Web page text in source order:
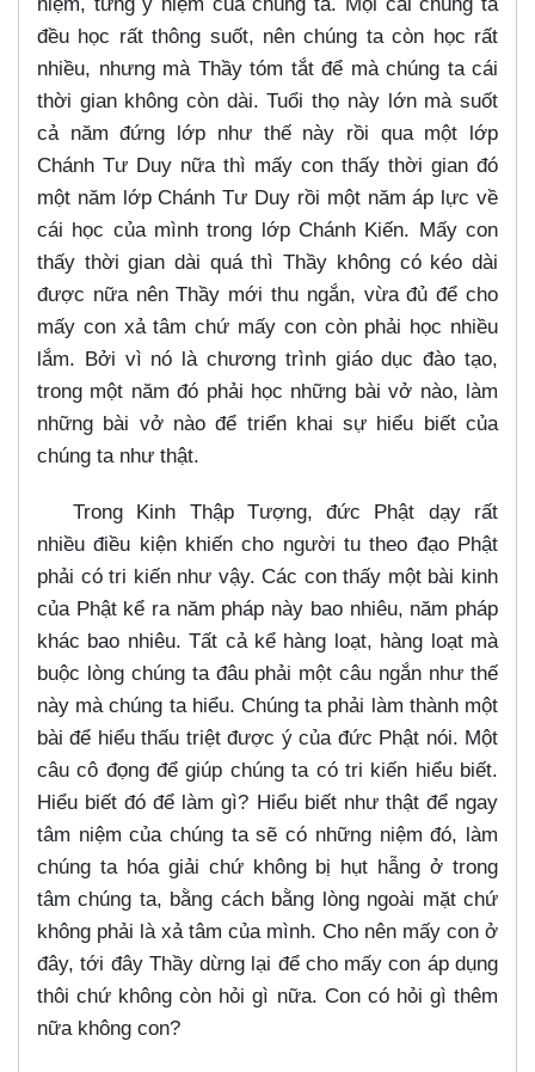
đều học rất thông suốt, nên chúng ta còn học rất
nhiều, nhưng mà Thầy tóm tắt để mà chúng ta cái
thời gian không còn dài. Tuổi thọ này lớn mà suốt
cả năm đứng lớp như thế này rồi qua một lớp
Chánh Tư Duy nữa thì mấy con thấy thời gian đó
một năm lớp Chánh Tư Duy rồi một năm áp lực về
cái học của mình trong lớp Chánh Kiến. Mấy con
thấy thời gian dài quá thì Thầy không có kéo dài
được nữa nên Thầy mới thu ngắn, vừa đủ để cho
mấy con xả tâm chứ mấy con còn phải học nhiều
lắm. Bởi vì nó là chương trình giáo dục đào tạo,
trong một năm đó phải học những bài vở nào, làm
những bài vở nào để triển khai sự hiểu biết của
chúng ta như thật.
Trong Kinh Thập Tượng, đức Phật dạy rất
nhiều điều kiện khiến cho người tu theo đạo Phật
phải có tri kiến như vậy. Các con thấy một bài kinh
của Phật kể ra năm pháp này bao nhiêu, năm pháp
khác bao nhiêu. Tất cả kể hàng loạt, hàng loạt mà
buộc lòng chúng ta đâu phải một câu ngắn như thế
này mà chúng ta hiểu. Chúng ta phải làm thành một
bài để hiểu thấu triệt được ý của đức Phật nói. Một
câu cô đọng để giúp chúng ta có tri kiến hiểu biết.
Hiểu biết đó để làm gì? Hiểu biết như thật để ngay
tâm niệm của chúng ta sẽ có những niệm đó, làm
chúng ta hóa giải chứ không bị hụt hẫng ở trong
tâm chúng ta, bằng cách bằng lòng ngoài mặt chứ
không phải là xả tâm của mình. Cho nên mấy con ở
đây, tới đây Thầy dừng lại để cho mấy con áp dụng
thôi chứ không còn hỏi gì nữa. Con có hỏi gì thêm
nữa không con?